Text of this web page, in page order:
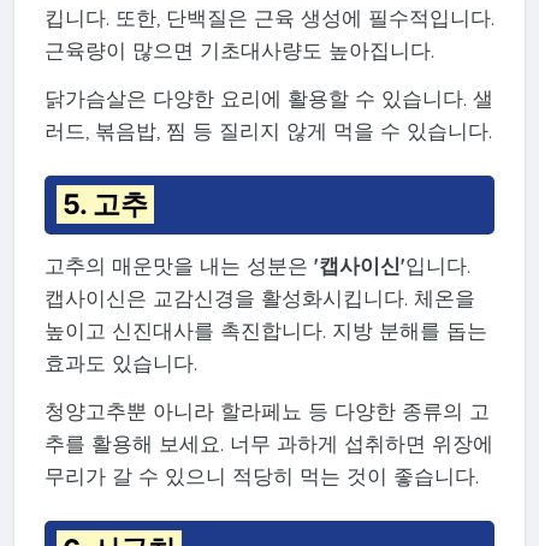
킵니다. 또한, 단백질은 근육 생성에 필수적입니다.
근육량이 많으면 기초대사량도 높아집니다.
닭가슴살은 다양한 요리에 활용할 수 있습니다. 샐
러드, 볶음밥, 찜 등 질리지 않게 먹을 수 있습니다.
5. 고추
고추의 매운맛을 내는 성분은 '캡사이신'입니다.
캡사이신은 교감신경을 활성화시킵니다. 체온을
높이고 신진대사를 촉진합니다. 지방 분해를 돕는
효과도 있습니다.
청양고추뿐 아니라 할라페뇨 등 다양한 종류의 고
추를 활용해 보세요. 너무 과하게 섭취하면 위장에
무리가 갈 수 있으니 적당히 먹는 것이 좋습니다.